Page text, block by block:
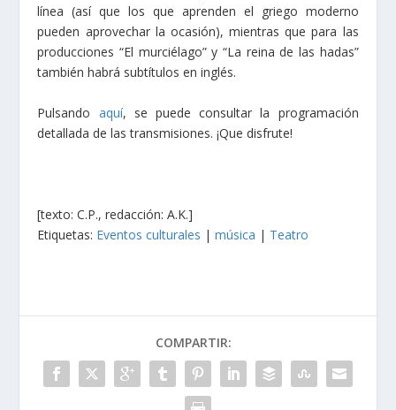
línea (así que los que aprenden el griego moderno
pueden aprovechar la ocasión), mientras que para las
producciones “El murciélago” y “La reina de las hadas”
también habrá subtítulos en inglés.
Pulsando aquí, se puede consultar la programación
detallada de las transmisiones. ¡Que disfrute!
[texto: C.P., redacción: A.K.]
Etiquetas: Eventos culturales |música | Teatro
COMPARTIR: